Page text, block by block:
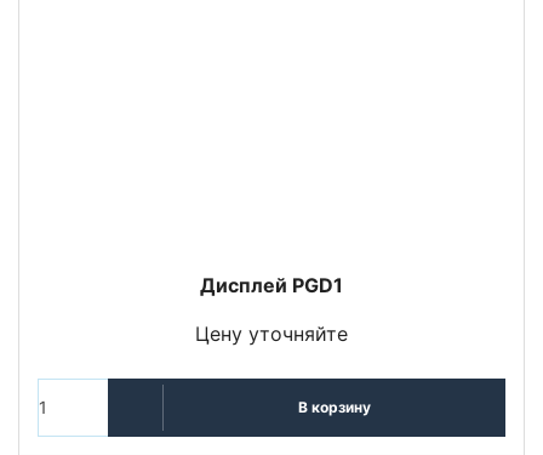
Дисплей PGD1
Цену уточняйте
В корзину